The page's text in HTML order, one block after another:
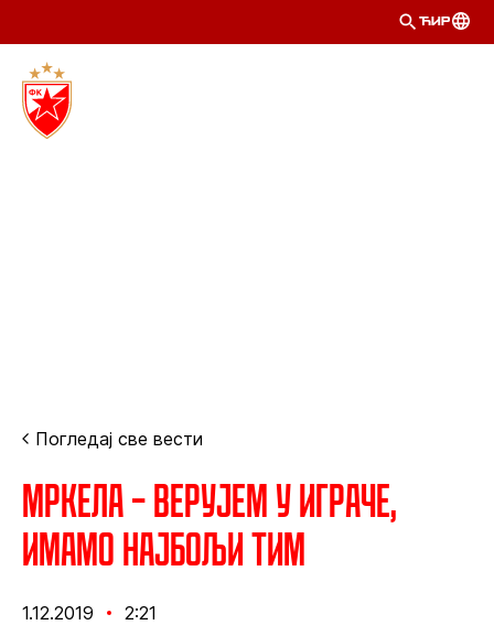
ЋИР
Погледај све вести
Мркела – Верујем у играче,
имамо најбољи тим
1.12.2019 2:21